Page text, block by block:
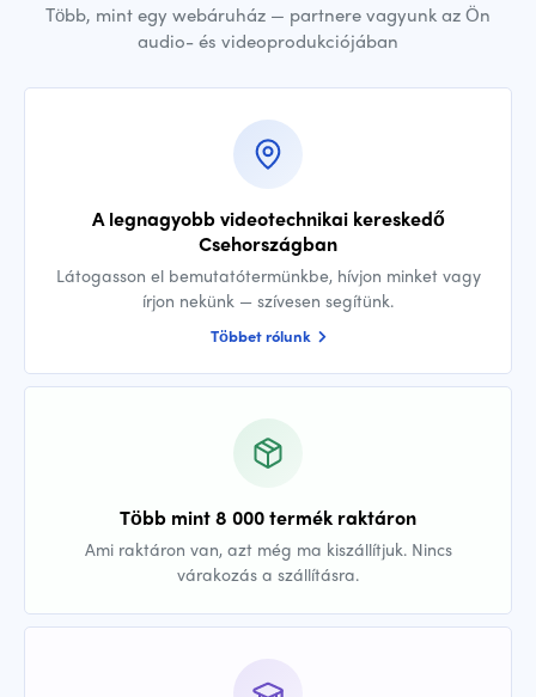
Több, mint egy webáruház — partnere vagyunk az Ön
audio- és videoprodukciójában
A legnagyobb videotechnikai kereskedő
Csehországban
Látogasson el bemutatótermünkbe, hívjon minket vagy
írjon nekünk — szívesen segítünk.
Többet rólunk
Több mint 8 000 termék raktáron
Ami raktáron van, azt még ma kiszállítjuk. Nincs
várakozás a szállításra.